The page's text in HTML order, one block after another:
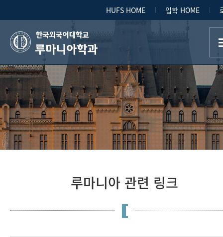
HUFS HOME 입학 HOME
루마니아학과
루마니아 관련 링크